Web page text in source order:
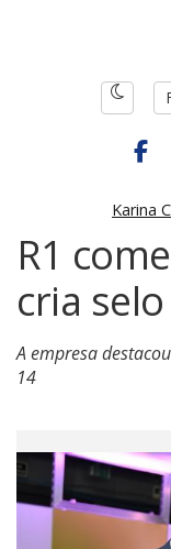
Karina
R1
cria
A empresa
14